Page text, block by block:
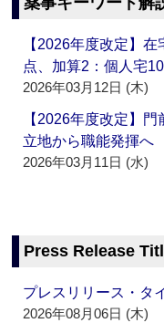
【2026年度改定】
点、加算2：個人宅
2026年03月12日 (木)
【2026年度改定】
立地から職能発揮へ
2026年03月11日 (水)
Press Release
プレスリリース・
2026年08月06日 (木)